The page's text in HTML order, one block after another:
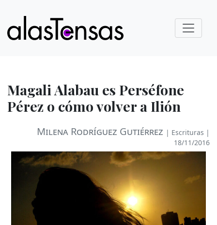
Magali Alabau es Perséfone
Pérez o cómo volver a Ilión
Milena Rodríguez Gutiérrez | Escrituras |
18/11/2016